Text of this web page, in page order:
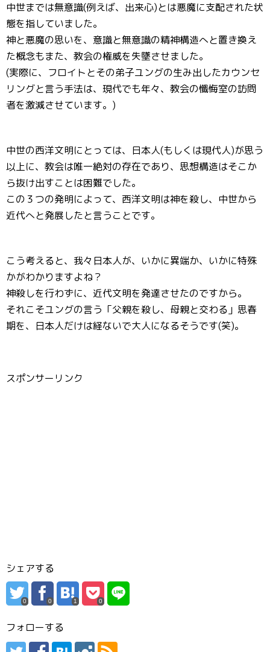
中世までは無意識(例えば、出来心)とは悪魔に支配された状
態を指していました。
神と悪魔の思いを、意識と無意識の精神構造へと置き換え
た概念もまた、教会の権威を失墜させました。
(実際に、フロイトとその弟子ユングの生み出したカウンセ
リングと言う手法は、現代でも年々、教会の懺悔室の訪問
者を激減させています。)
中世の西洋文明にとっては、日本人(もしくは現代人)が思う
以上に、教会は唯一絶対の存在であり、思想構造はそこか
ら抜け出すことは困難でした。
この３つの発明によって、西洋文明は神を殺し、中世から
近代へと発展したと言うことです。
こう考えると、我々日本人が、いかに異端か、いかに特殊
かがわかりますよね？
神殺しを行わずに、近代文明を発達させたのですから。
それこそユングの言う「父親を殺し、母親と交わる」思春
期を、日本人だけは経ないで大人になるそうです(笑)。
スポンサーリンク
シェアする
0 0 1 0
フォローする